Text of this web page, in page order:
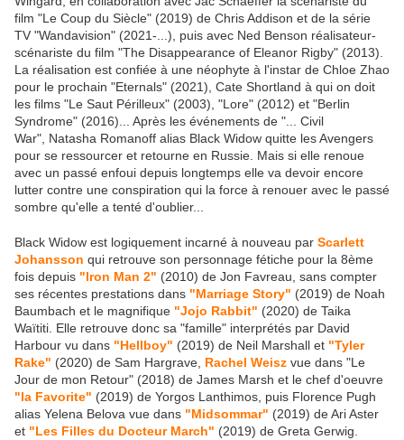
film "Le Coup du Siècle" (2019) de Chris Addison et de la série
TV "Wandavision" (2021-...), puis avec Ned Benson réalisateur-
scénariste du film "The Disappearance of Eleanor Rigby" (2013).
La réalisation est confiée à une néophyte à l'instar de Chloe Zhao
pour le prochain "Eternals" (2021), Cate Shortland à qui on doit
les films "Le Saut Périlleux" (2003), "Lore" (2012) et "Berlin
Syndrome" (2016)... Après les événements de "... Civil
War", Natasha Romanoff alias Black Widow quitte les Avengers
pour se ressourcer et retourne en Russie. Mais si elle renoue
avec un passé enfoui depuis longtemps elle va devoir encore
lutter contre une conspiration qui la force à renouer avec le passé
sombre qu'elle a tenté d'oublier...
Black Widow est logiquement incarné à nouveau par Scarlett
Johansson qui retrouve son personnage fétiche pour la 8ème
fois depuis "Iron Man 2" (2010) de Jon Favreau, sans compter
ses récentes prestations dans "Marriage Story" (2019) de Noah
Baumbach et le magnifique "Jojo Rabbit" (2020) de Taika
Waïtiti. Elle retrouve donc sa "famille" interprétés par David
Harbour vu dans "Hellboy" (2019) de Neil Marshall et "Tyler
Rake" (2020) de Sam Hargrave, Rachel Weisz vue dans "Le
Jour de mon Retour" (2018) de James Marsh et le chef d'oeuvre
"la Favorite" (2019) de Yorgos Lanthimos, puis Florence Pugh
alias Yelena Belova vue dans "Midsommar" (2019) de Ari Aster
et "Les Filles du Docteur March" (2019) de Greta Gerwig.